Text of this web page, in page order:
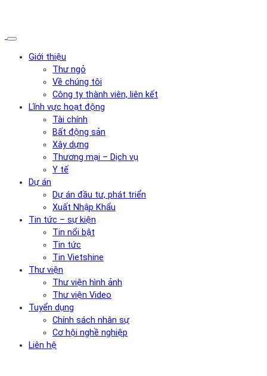
Giới thiệu
Thư ngỏ
Về chúng tôi
Công ty thành viên, liên kết
Lĩnh vực hoạt động
Tài chính
Bất động sản
Xây dựng
Thương mại – Dịch vụ
Y tế
Dự án
Dự án đầu tư, phát triển
Xuất Nhập Khẩu
Tin tức – sự kiện
Tin nổi bật
Tin tức
Tin Vietshine
Thư viện
Thư viện hình ảnh
Thư viện Video
Tuyển dụng
Chính sách nhân sự
Cơ hội nghề nghiệp
Liên hệ